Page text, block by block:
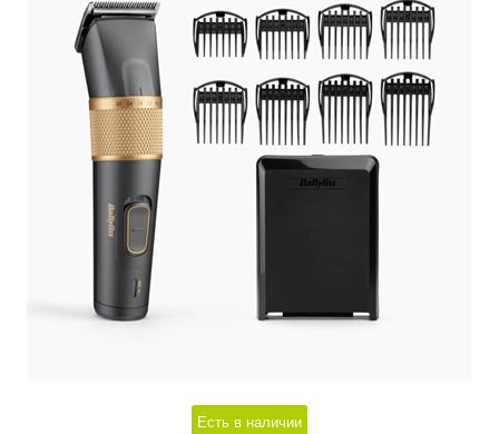
Есть в наличии